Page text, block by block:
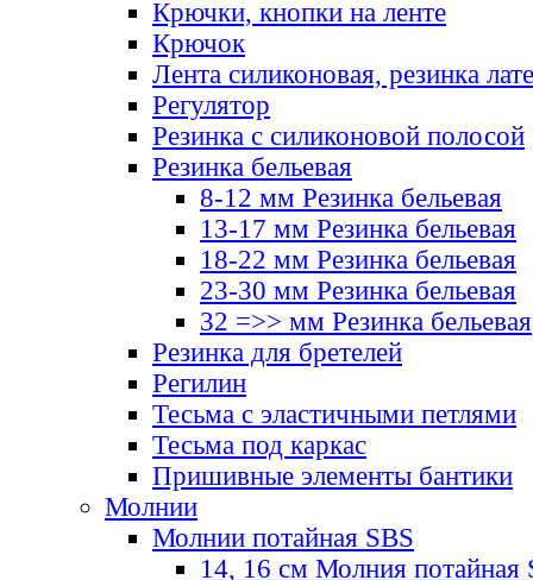
Крючки, кнопки на ленте
Крючок
Лента силиконовая, резинка
Регулятор
Резинка с силиконовой полосой
Резинка бельевая
8-12 мм Резинка бельевая
13-17 мм Резинка бельевая
18-22 мм Резинка бельевая
23-30 мм Резинка бельевая
32 =>> мм Резинка бельевая
Резинка для бретелей
Регилин
Тесьма с эластичными петлями
Тесьма под каркас
Пришивные элементы бантики
Молнии
Молнии потайная SBS
14, 16 см Молния потайная